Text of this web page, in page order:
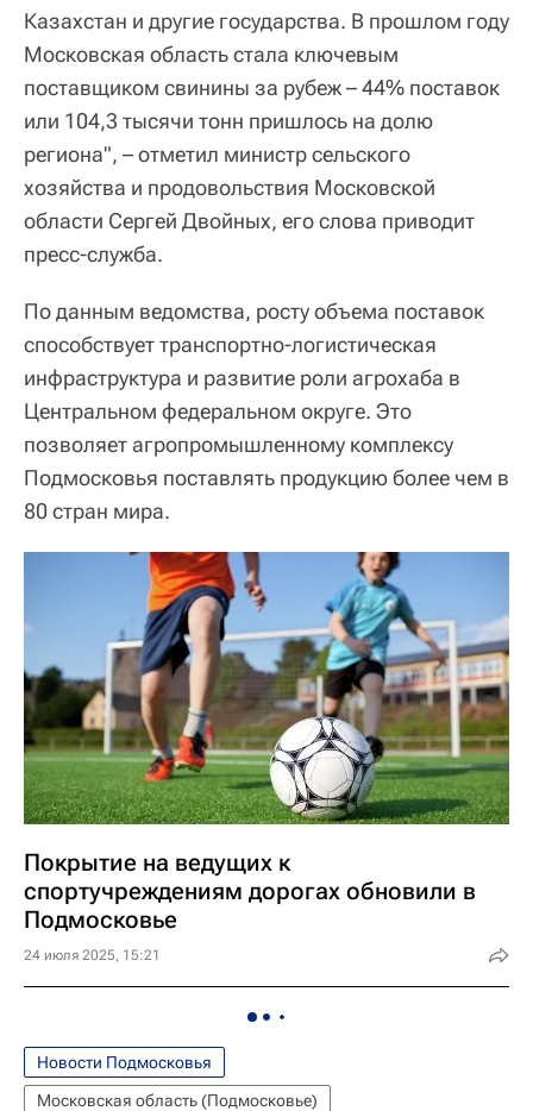
Казахстан и другие государства. В прошлом году
Московская область стала ключевым
поставщиком свинины за рубеж – 44% поставок
или 104,3 тысячи тонн пришлось на долю
региона", – отметил министр сельского
хозяйства и продовольствия Московской
области Сергей Двойных, его слова приводит
пресс-служба.
По данным ведомства, росту объема поставок
способствует транспортно-логистическая
инфраструктура и развитие роли агрохаба в
Центральном федеральном округе. Это
позволяет агропромышленному комплексу
Подмосковья поставлять продукцию более чем в
80 стран мира.
Покрытие на ведущих к
спортучреждениям дорогах обновили в
Подмосковье
24 июля 2025, 15:21
Новости Подмосковья
Московская область (Подмосковье)